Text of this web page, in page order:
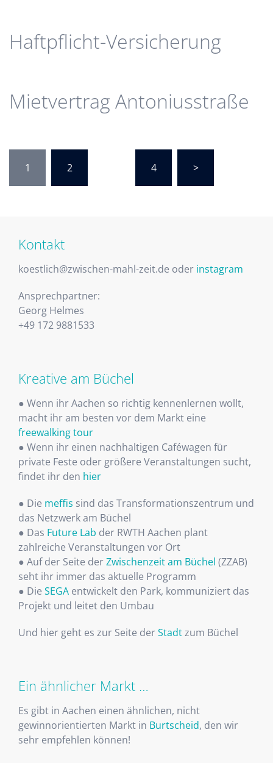
Haftpflicht-Versicherung
Mietvertrag Antoniusstraße
der
Beiträge
1 2 4 >
Kontakt
koestlich@zwischen-mahl-zeit.de oder instagram
Ansprechpartner:
Georg Helmes
+49 172 9881533
Kreative am Büchel
● Wenn ihr Aachen so richtig kennenlernen wollt,
macht ihr am besten vor dem Markt eine
freewalking tour
● Wenn ihr einen nachhaltigen Caféwagen für
private Feste oder größere Veranstaltungen sucht,
findet ihr den hier
● Die meffis sind das Transformationszentrum und
das Netzwerk am Büchel
● Das Future Lab der RWTH Aachen plant
zahlreiche Veranstaltungen vor Ort
● Auf der Seite derZwischenzeit am Büchel (ZZAB)
seht ihr immer das aktuelle Programm
● Die SEGA entwickelt den Park, kommuniziert das
Projekt und leitet den Umbau
Und hier geht es zur Seite derStadtzum Büchel
Ein ähnlicher Markt …
Es gibt in Aachen einen ähnlichen, nicht
gewinnorientierten Markt in Burtscheid, den wir
sehr empfehlen können!